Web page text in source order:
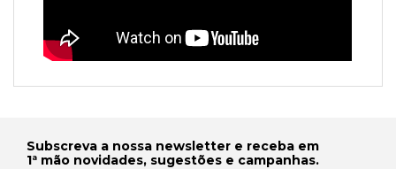
Subscreva a nossa newsletter e receba em
1ª mão novidades, sugestões e campanhas.